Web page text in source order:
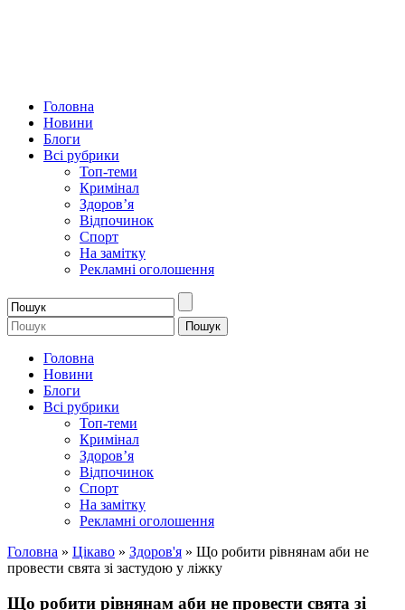
Головна
Новини
Блоги
Всі рубрики
Топ-теми
Кримінал
Здоров’я
Відпочинок
Спорт
На замітку
Рекламні оголошення
Головна
Новини
Блоги
Всі рубрики
Топ-теми
Кримінал
Здоров’я
Відпочинок
Спорт
На замітку
Рекламні оголошення
Головна » Цікаво » Здоров'я » Що робити рівнянам аби не
провести свята зі застудою у ліжку
Що робити рівнянам аби не провести свята зі